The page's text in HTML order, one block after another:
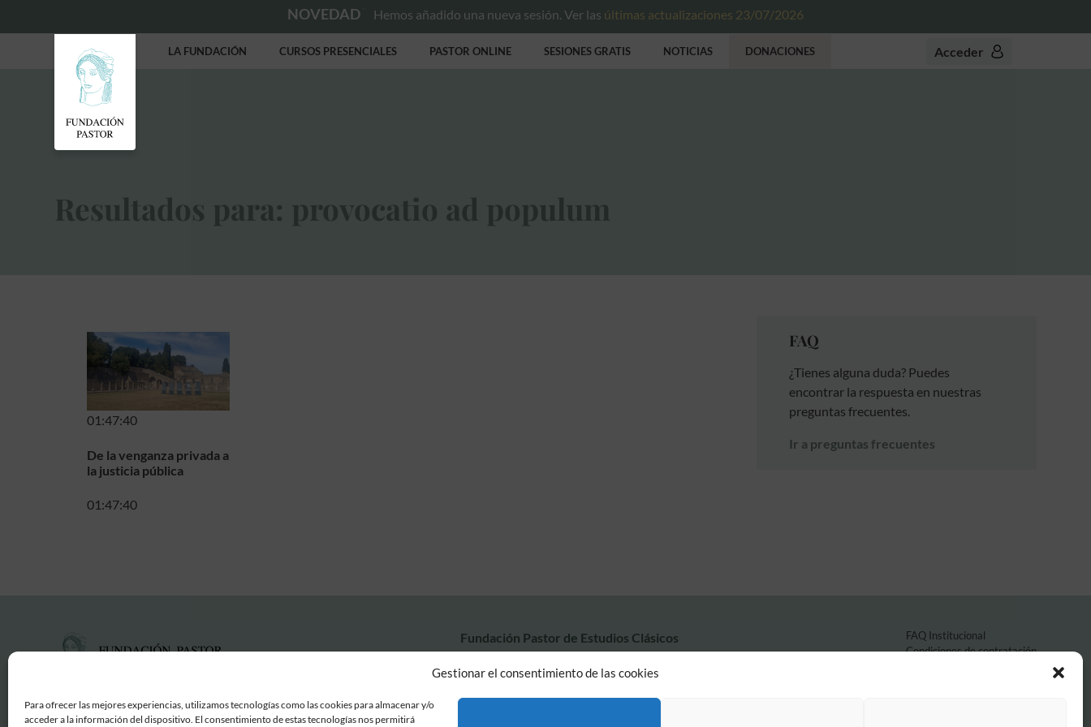
Gestionar el consentimiento de las cookies
Para ofrecer las mejores experiencias, utilizamos tecnologías como las cookies para almacenar y/o
acceder a la información del dispositivo. El consentimiento de estas tecnologías nos permitirá
NOVEDAD Hemos añadido una nueva sesión. Ver las últimas actualizaciones 23/07/2026
LA FUNDACIÓN CURSOS PRESENCIALES PASTOR ONLINE SESIONES GRATIS NOTICIAS DONACIONES Acceder
Resultados para: provocatio ad populum
01:47:40
De la venganza privada a
la justicia pública
01:47:40
FAQ
¿Tienes alguna duda? Puedes
encontrar la respuesta en nuestras
preguntas frecuentes.
Ir a preguntas frecuentes
Fundación Pastor de Estudios Clásicos
Calle Serrano, 107. Madrid, 28006.
915617236
2026 Todos los derechos reservados © Fundación Pastor. Sitio web desarrollado por
FAQ Institucional
Condiciones de contratación